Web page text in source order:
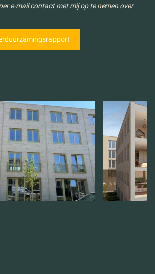
e-mail contact met mij op te nemen over